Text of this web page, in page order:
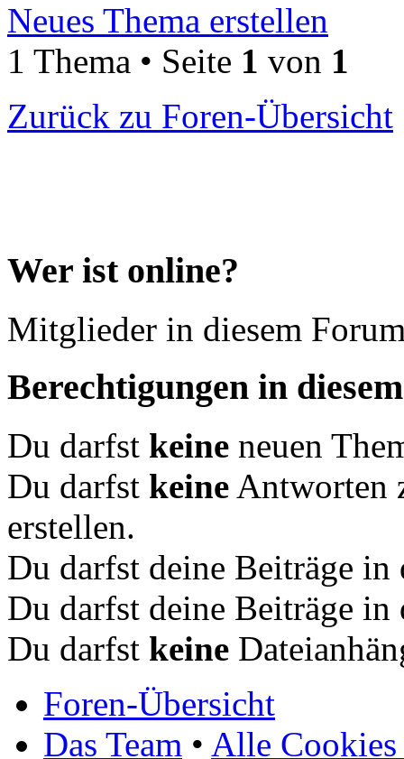
Neues Thema erstellen
1 Thema • Seite 1 von 1
Zurück zu Foren-Übersicht
Wer ist online?
Mitglieder in diesem
Berechtigungen in
Du darfst keine neuen
Du darfst keine Antworten
erstellen.
Du darfst deine Beiträge
Du darfst deine Beiträge
Du darfst keine
Foren-Übersicht
Das Team • Alle Cookies